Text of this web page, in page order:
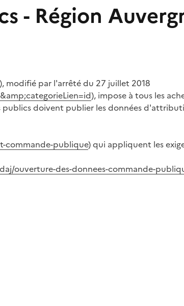
- Région
), modifié par l'arrêté du 27 juillet 2018
), impose à tous les
publics doivent publier les données
commande-publique) qui appliquent les
ouverture-des-donnees-commande-